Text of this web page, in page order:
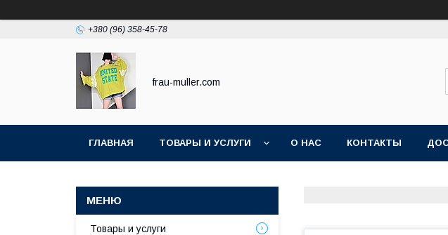
+380 (96) 358-45-78
frau-muller.com
ГЛАВНАЯ ТОВАРЫ И УСЛУГИ О НАС КОНТАКТЫ
Товары и услуги